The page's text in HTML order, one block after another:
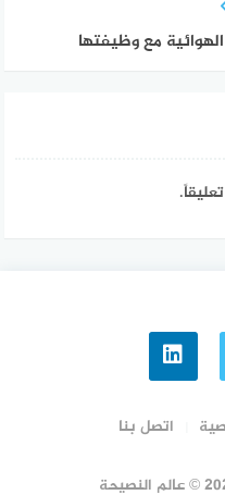
مع وظيفتها
اتصل بنا